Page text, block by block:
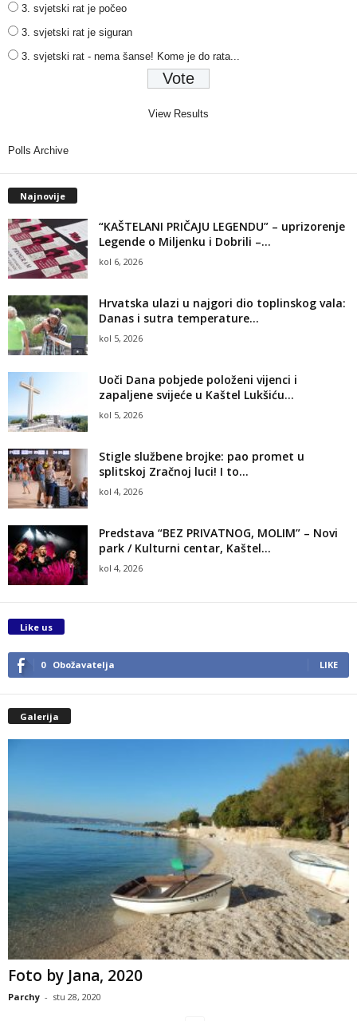
3. svjetski rat je počeo
3. svjetski rat je siguran
3. svjetski rat - nema šanse! Kome je do rata...
View Results
Polls Archive
Najnovije
“KAŠTELANI PRIČAJU LEGENDU” – uprizorenje
Legende o Miljenku i Dobrili –...
kol 6, 2026
Hrvatska ulazi u najgori dio toplinskog vala:
Danas i sutra temperature...
kol 5, 2026
Uoči Dana pobjede položeni vijenci i
zapaljene svijeće u Kaštel Lukšiću...
kol 5, 2026
Stigle službene brojke: pao promet u
splitskoj Zračnoj luci! I to...
kol 4, 2026
Predstava “BEZ PRIVATNOG, MOLIM” – Novi
park / Kulturni centar, Kaštel...
kol 4, 2026
Like us
0 Obožavatelja LIKE
Galerija
Foto by Jana, 2020
Parchy - stu 28, 2020